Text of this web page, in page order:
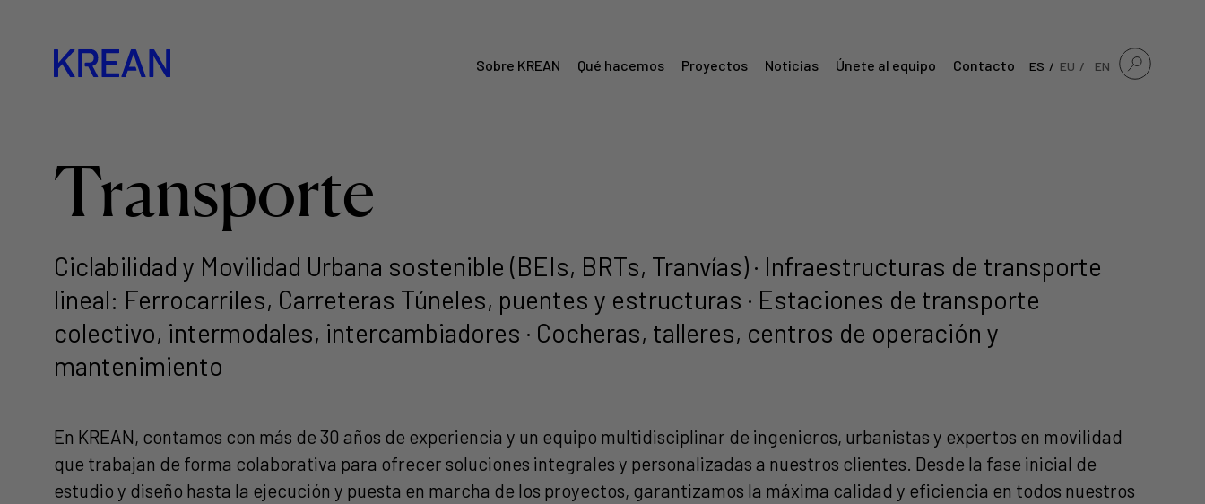
Sobre KREAN Qué hacemos Proyectos Noticias Únete al equipo Contacto ES EU EN
Transporte
Ciclabilidad y Movilidad Urbana sostenible (BEIs, BRTs, Tranvías) · Infraestructuras de transporte
lineal: Ferrocarriles, Carreteras Túneles, puentes y estructuras · Estaciones de transporte
colectivo, intermodales, intercambiadores · Cocheras, talleres, centros de operación y
mantenimiento
En KREAN, contamos con más de 30 años de experiencia y un equipo multidisciplinar de ingenieros, urbanistas y expertos en movilidad
que trabajan de forma colaborativa para ofrecer soluciones integrales y personalizadas a nuestros clientes. Desde la fase inicial de
estudio y diseño hasta la ejecución y puesta en marcha de los proyectos, garantizamos la máxima calidad y eficiencia en todos nuestros